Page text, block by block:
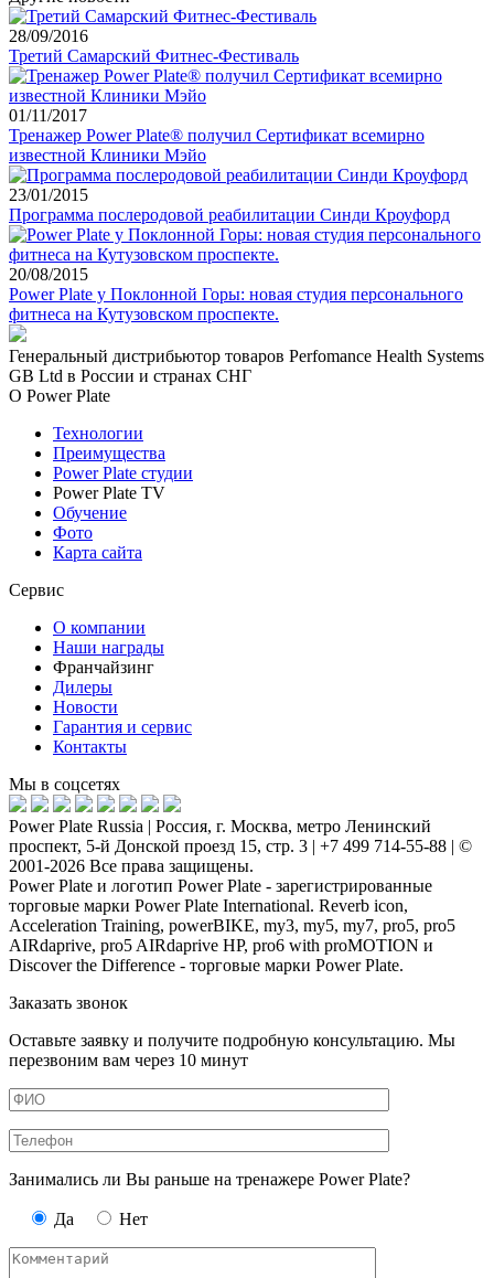
28/09/2016
Третий Самарский Фитнес-Фестиваль
01/11/2017
Тренажер Power Plate® получил Сертификат всемирно
известной Клиники Мэйо
23/01/2015
Программа послеродовой реабилитации Синди Кроуфорд
20/08/2015
Power Plate у Поклонной Горы: новая студия персонального
фитнеса на Кутузовском проспекте.
Генеральный дистрибьютор товаров Perfomance Health Systems
GB Ltd в России и странах СНГ
О Power Plate
Технологии
Преимущества
Power Plate студии
Power Plate TV
Обучение
Фото
Карта сайта
Сервис
О компании
Наши награды
Франчайзинг
Дилеры
Новости
Гарантия и сервис
Контакты
Мы в соцсетях
Power Plate Russia | Россия, г. Москва, метро Ленинский
проспект, 5-й Донской проезд 15, стр. 3 | +7 499 714-55-88 | ©
2001-2026 Все права защищены.
Power Plate и логотип Power Plate - зарегистрированные
торговые марки Power Plate International. Reverb icon,
Acceleration Training, powerBIKE, my3, my5, my7, pro5, pro5
AIRdaprive, pro5 AIRdaprive HP, pro6 with proMOTION и
Discover the Difference - торговые марки Power Plate.
Заказать звонок
Оставьте заявку и получите подробную консультацию. Мы
перезвоним вам через 10 минут
Занимались ли Вы раньше на тренажере Power Plate?
Да Нет